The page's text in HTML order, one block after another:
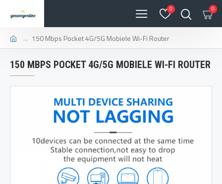
0 0
150 Mbps Pocket 4G/5G Mobiele Wi-Fi Router
150 MBPS POCKET 4G/5G MOBIELE WI-FI ROUTER